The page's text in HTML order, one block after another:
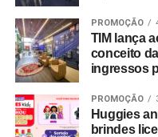
PROMOÇÃO
TIM lança
conceito
ingressos
PROMOÇÃO
Huggies
brindes